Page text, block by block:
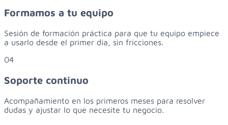
Formamos a tu equipo
Sesión de formación práctica para que tu equipo empiece
a usarlo desde el primer día, sin fricciones.
04
Soporte continuo
Acompañamiento en los primeros meses para resolver
dudas y ajustar lo que necesite tu negocio.